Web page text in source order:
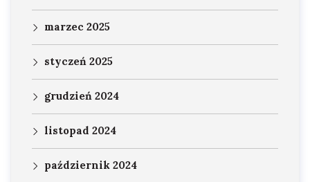
marzec 2025
styczeń 2025
grudzień 2024
listopad 2024
październik 2024